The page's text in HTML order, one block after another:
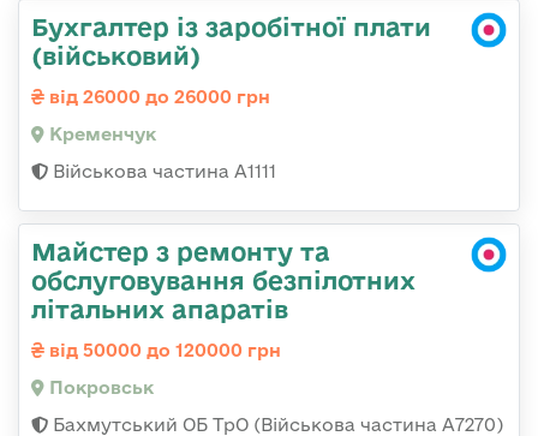
Бухгалтер із заробітної плати
(військовий)
від 26000 до 26000 грн
Кременчук
Військова частина А1111
Майстер з ремонту та
обслуговування безпілотних
літальних апаратів
від 50000 до 120000 грн
Покровськ
Бахмутський ОБ ТрО (Військова частина А7270)